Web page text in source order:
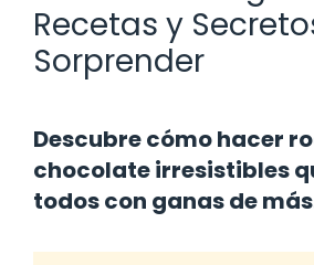
Recetas y
Sorprender
Descubre cómo hacer
chocolate irresistibles
todos con ganas de